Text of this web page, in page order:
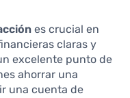
es crucial en
claras y
excelente punto de
ahorrar una
una cuenta de